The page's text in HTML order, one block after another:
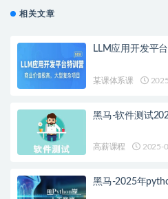
相关文章
LLM应用开发平
某课体系课
黑马-软件测试
高薪课程 2025-
黑马-2025年